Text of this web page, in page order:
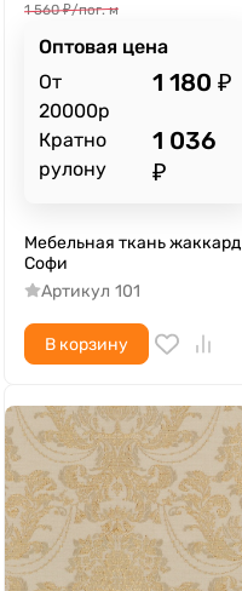
1 560 ₽/пог. м
Оптовая цена
От
20000р
1 180 ₽
Кратно
рулону
1 036
₽
Мебельная ткань жаккард
Софи
Артикул 101
В корзину